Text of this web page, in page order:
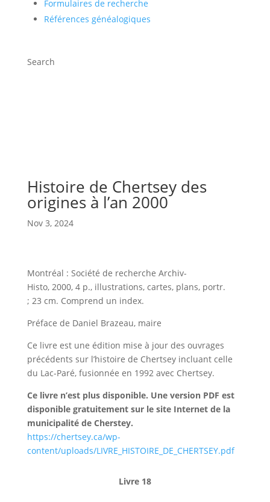
Formulaires de recherche
Références généalogiques
Search
Histoire de Chertsey des
origines à l’an 2000
Nov 3, 2024
Montréal : Société de recherche Archiv-
Histo, 2000, 4 p., illustrations, cartes, plans, portr.
; 23 cm. Comprend un index.
Préface de Daniel Brazeau, maire
Ce livre est une édition mise à jour des ouvrages
précédents sur l’histoire de Chertsey incluant celle
du Lac-Paré, fusionnée en 1992 avec Chertsey.
Ce livre n’est plus disponible. Une version PDF est
disponible gratuitement sur le site Internet de la
municipalité de Cherstey.
https://chertsey.ca/wp-
content/uploads/LIVRE_HISTOIRE_DE_CHERTSEY.pdf
Livre 18